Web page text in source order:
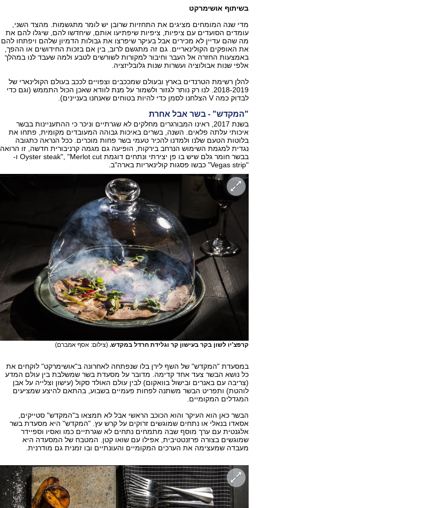
בשיתוף אושימרקט
מדי שנה המומחים מציגים את התחזיות שרובן יש לומר מתגשמות. מהצד השני,
עומדים הסועדים עם ציפיות, ציפיות שיפתיעו אותם, שיחדשו להם, שיגלו להם את
מה שהם עדיין לא מכירים אבל בעיקר שיפרצו את גבולות הדמיון שלהם ויפתחו להם
את האופקים הקולינאריים. גם זה מתגשם לרוב, בין אם בזכות החידושים או ההפך,
באמצעות החזרה אל העבר וחיבור למקורות לשורשים לטבע ולמה שעבד לנו במהלך
אלפי שנות אבולוציה ועשרות שנות גלובליזציה.
להלן רשימת הטרנדים בארץ ובעולם שמככבים וצפויים לככב בעולם הקולינארי של
2018-2019. לנו רק נותר לגזור ולשמור על מנת לוודא שאכן הכול התממש (וגם כדי
לבדוק כמה V הצלחנו לסמן כדי להיות בטוחים שאנחנו בעניינים).
"המקדש" - בשר אבל אחרת
בשנת 2017, ראינו המבורגרים מחלקים לא שגרתיים וניכר כי ההתעניינות בבשר
איכותי עלתה פלאים. השנה, בשרים באיכות גבוהה המעובדים מקומית, פתחו את
בלוטות הטעם שלנו ולמדנו להכיר טעמי בשר פחות מוכרים. ככל הנראה כתגובה
נגדית למגמת השימוש הנרחב בירקות, הופיעה גם מגמה קרניבורית חדשה, זו הרואה
בבשר חומר גלם שיש בו פן יצירתי ונתחים דוגמת Oyster steak", "Merlot cut ו-
"Vegas strip" כבשו פסגות קולינאריות בארה"ב.
קרפצ'יו לשון בקר בעישון קר וגלידת חרדל במקדש. (צילום: אסף אמברם)
במסעדת "המקדש" של השף לירן בלו שנפתחה לאחרונה ב"אושימרקט" לוקחים את
כל נושא הבשר צעד אחד קדימה. מדובר על מסעדת בשר שמשלבת בין עולם המדע
(צריבה עם באנרים ובישול בוואקום) לבין עולם האולד סקול (עישון וצלייה על אבן
לוהטת) ותפריט הבשר משתנה לפחות פעמיים בשבוע, בהתאם להיצע שמציעים
המגדלים המקומיים.
הבשר כאן הוא העיקר והוא הכוכב הראשי אבל לא תמצאו ב"המקדש" סטייקים,
אסאדו בנאלי או נתחים שמוגשים זרוקים על קרש עץ. "המקדש" היא מסעדת בשר
אלגנטית עם ערך מוסף שבה מתמחים נתחים לא שגרתיים כמו ואסיו וספיידר
שמוגשים בצורה פרזנטטיבית, אפילו עם שואו קטן. המטבח של המסעדה היא
מעבדה שמעצימה את הערכים המקומיים והעונתיים ובו זמנית גם מודרנית.